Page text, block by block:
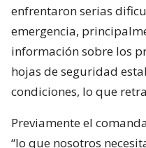
enfrentaron serias
emergencia,
información sobre los
hojas de seguridad
condiciones, lo que
Previamente el
“lo que nosotros